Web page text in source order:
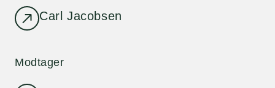
Carl Jacobsen
Modtager